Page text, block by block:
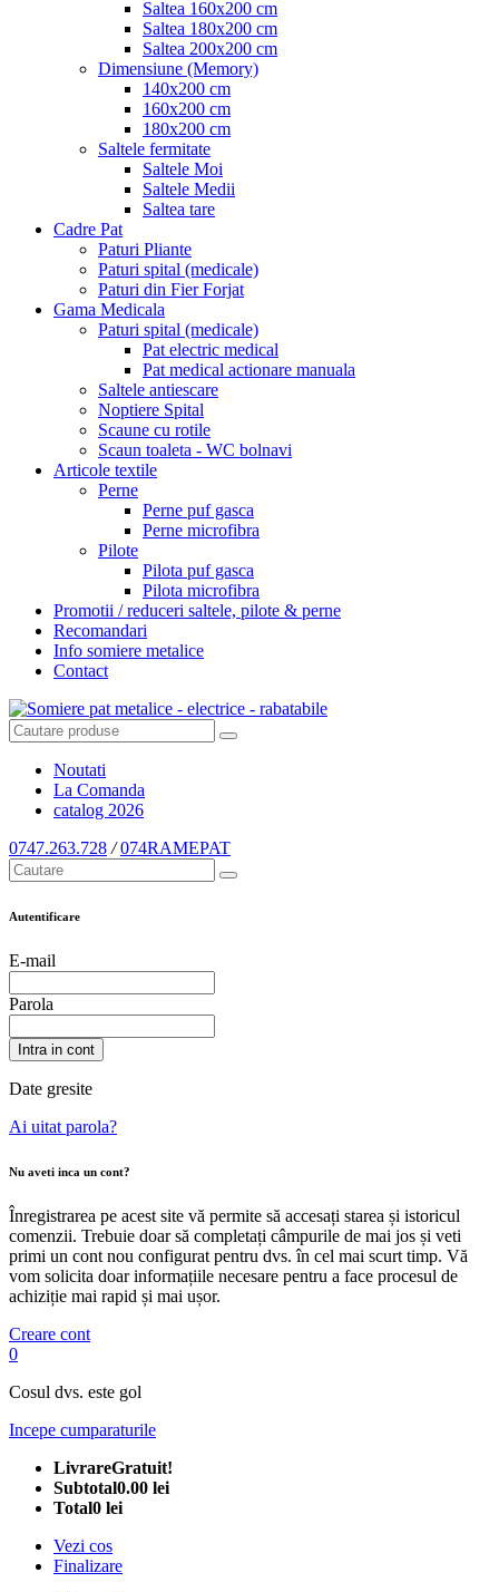
Saltea 160x200 cm
Saltea 180x200 cm
Saltea 200x200 cm
Dimensiune (Memory)
140x200 cm
160x200 cm
180x200 cm
Saltele fermitate
Saltele Moi
Saltele Medii
Saltea tare
Cadre Pat
Paturi Pliante
Paturi spital (medicale)
Paturi din Fier Forjat
Gama Medicala
Paturi spital (medicale)
Pat electric medical
Pat medical actionare manuala
Saltele antiescare
Noptiere Spital
Scaune cu rotile
Scaun toaleta - WC bolnavi
Articole textile
Perne
Perne puf gasca
Perne microfibra
Pilote
Pilota puf gasca
Pilota microfibra
Promotii / reduceri saltele, pilote & perne
Recomandari
Info somiere metalice
Contact
Noutati
La Comanda
catalog 2026
0747.263.728 / 074RAMEPAT
Autentificare
E-mail
Parola
Intra in cont
Date gresite
Ai uitat parola?
Nu aveti inca un cont?
Înregistrarea pe acest site vă permite să accesați starea și istoricul
comenzii. Trebuie doar să completați câmpurile de mai jos și veti
primi un cont nou configurat pentru dvs. în cel mai scurt timp. Vă
vom solicita doar informațiile necesare pentru a face procesul de
achiziție mai rapid și mai ușor.
Creare cont
0
Cosul dvs. este gol
Incepe cumparaturile
LivrareGratuit!
Subtotal0.00 lei
Total0 lei
Vezi cos
Finalizare